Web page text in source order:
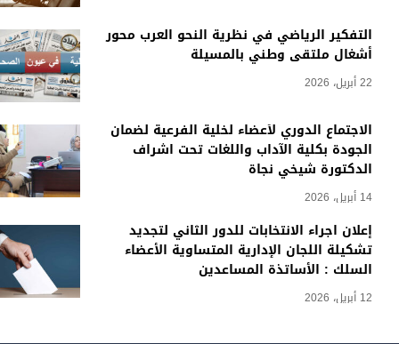
التفكير الرياضي في نظرية النحو العرب محور
أشغال ملتقى وطني بالمسيلة
22 أبريل، 2026
الاجتماع الدوري لأعضاء لخلية الفرعية لضمان
الجودة بكلية الآداب واللغات تحت اشراف
الدكتورة شيخي نجاة
14 أبريل، 2026
إعلان اجراء الانتخابات للدور الثاني لتجديد
تشكيلة اللجان الإدارية المتساوية الأعضاء
السلك : الأساتذة المساعدين
12 أبريل، 2026